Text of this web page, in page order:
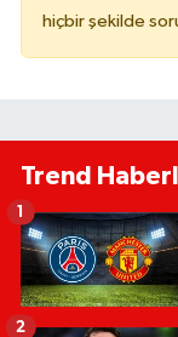
hiçbir şekilde
Trend
1
2